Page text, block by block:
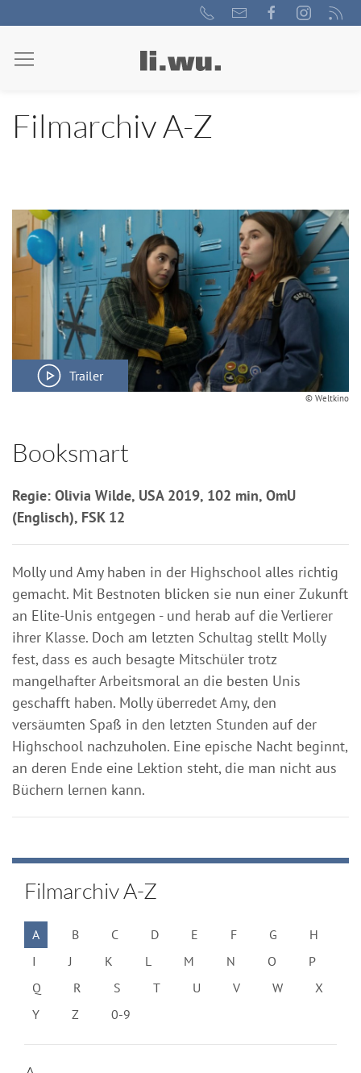
Filmarchiv A-Z
Trailer
© Weltkino
Booksmart
Regie: Olivia Wilde, USA 2019, 102 min, OmU
(Englisch), FSK 12
Molly und Amy haben in der Highschool alles richtig
gemacht. Mit Bestnoten blicken sie nun einer Zukunft
an Elite-Unis entgegen - und herab auf die Verlierer
ihrer Klasse. Doch am letzten Schultag stellt Molly
fest, dass es auch besagte Mitschüler trotz
mangelhafter Arbeitsmoral an die besten Unis
geschafft haben. Molly überredet Amy, den
versäumten Spaß in den letzten Stunden auf der
Highschool nachzuholen. Eine epische Nacht beginnt,
an deren Ende eine Lektion steht, die man nicht aus
Büchern lernen kann.
Filmarchiv A-Z
A B C D E F G
H
I
J K L M N O
P
Q
R S T U V W
X
Y
Z 0-9